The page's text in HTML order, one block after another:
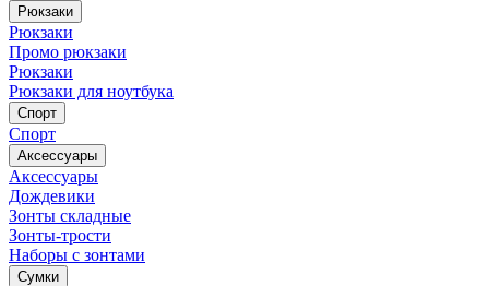
Рюкзаки
Рюкзаки
Промо рюкзаки
Рюкзаки
Рюкзаки для ноутбука
Спорт
Спорт
Аксессуары
Аксессуары
Дождевики
Зонты складные
Зонты-трости
Наборы с зонтами
Сумки